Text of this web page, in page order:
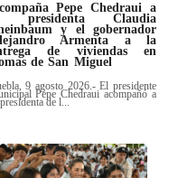
Pepe Chedraui a
presidenta Claudia
y el gobernador
Armenta a la
de viviendas en
de San Miguel
9 agosto 2026.- El presidente
Pepe Chedraui acompañó a
de l...